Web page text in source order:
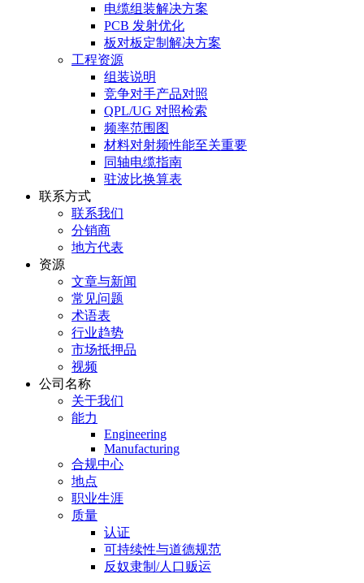
电缆组装解决方案
PCB 发射优化
板对板定制解决方案
工程资源
组装说明
竞争对手产品对照
QPL/UG 对照检索
频率范围图
材料对射频性能至关重要
同轴电缆指南
驻波比换算表
联系方式
联系我们
分销商
地方代表
资源
文章与新闻
常见问题
术语表
行业趋势
市场抵押品
视频
公司名称
关于我们
能力
Engineering
Manufacturing
合规中心
地点
职业生涯
质量
认证
可持续性与道德规范
反奴隶制/人口贩运